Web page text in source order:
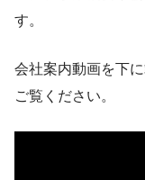
す。
会社案内動画を下
ご覧ください。